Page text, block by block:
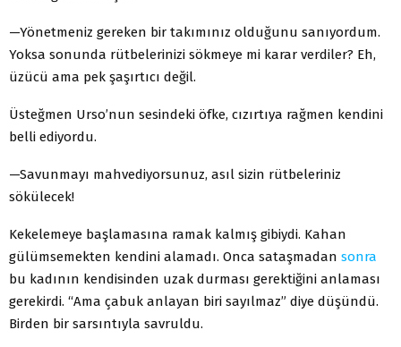
—Yönetmeniz gereken bir takımınız olduğunu sanıyordum.
Yoksa sonunda rütbelerinizi sökmeye mi karar verdiler? Eh,
üzücü ama pek şaşırtıcı değil.
Üsteğmen Urso’nun sesindeki öfke, cızırtıya rağmen kendini
belli ediyordu.
—Savunmayı mahvediyorsunuz, asıl sizin rütbeleriniz
sökülecek!
Kekelemeye başlamasına ramak kalmış gibiydi. Kahan
gülümsemekten kendini alamadı. Onca sataşmadan sonra
bu kadının kendisinden uzak durması gerektiğini anlaması
gerekirdi. “Ama çabuk anlayan biri sayılmaz” diye düşündü.
Birden bir sarsıntıyla savruldu.